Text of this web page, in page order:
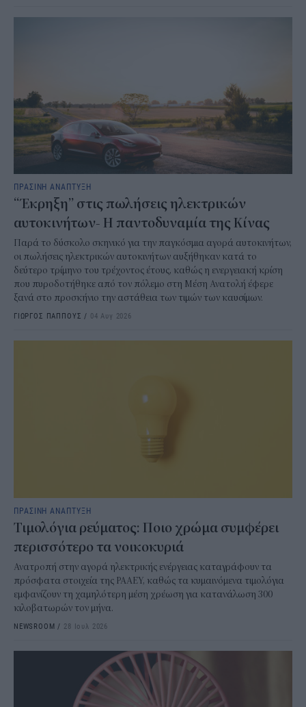
ΠΡΑΣΙΝΗ ΑΝΑΠΤΥΞΗ
“Έκρηξη” στις πωλήσεις ηλεκτρικών
αυτοκινήτων- Η παντοδυναμία της Κίνας
Παρά το δύσκολο σκηνικό για την παγκόσμια αγορά αυτοκινήτων,
οι πωλήσεις ηλεκτρικών αυτοκινήτων αυξήθηκαν κατά το
δεύτερο τρίμηνο του τρέχοντος έτους, καθώς η ενεργειακή κρίση
που πυροδοτήθηκε από τον πόλεμο στη Μέση Ανατολή έφερε
ξανά στο προσκήνιο την αστάθεια των τιμών των καυσίμων.
ΓΙΩΡΓΟΣ ΠΑΠΠΟΥΣ / 04 Αυγ 2026
ΠΡΑΣΙΝΗ ΑΝΑΠΤΥΞΗ
Τιμολόγια ρεύματος: Ποιο χρώμα συμφέρει
περισσότερο τα νοικοκυριά
Ανατροπή στην αγορά ηλεκτρικής ενέργειας καταγράφουν τα
πρόσφατα στοιχεία της ΡΑΑΕΥ, καθώς τα κυμαινόμενα τιμολόγια
εμφανίζουν τη χαμηλότερη μέση χρέωση για κατανάλωση 300
κιλοβατωρών τον μήνα.
NEWSROOM / 28 Ιουλ 2026